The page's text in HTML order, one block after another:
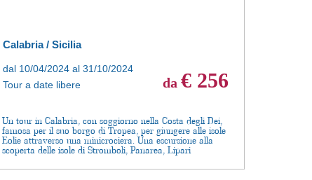
dal 10/04/2024 al 31/10/2024
Calabria / Sicilia
Tour a date libere
Un tour in Calabria, con soggiorno nella Costa degli Dei,
famosa per il suo borgo di Tropea, per giungere alle isole
Eolie attraverso una minicrociera. Una escursione alla
scoperta delle isole di Stromboli, Panarea, Lipari
da € 256